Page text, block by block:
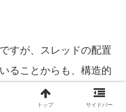
すが、スレッドの配置
ることからも、構造的
トップ サイドバー